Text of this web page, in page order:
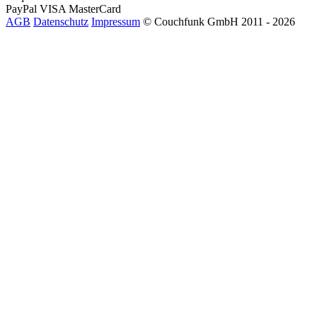
PayPal VISA MasterCard
AGB Datenschutz Impressum © Couchfunk GmbH 2011 - 2026